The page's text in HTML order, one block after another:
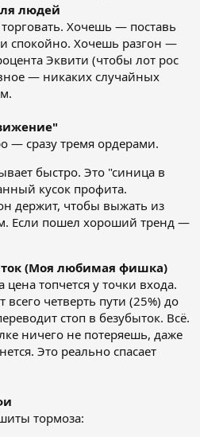
людей
Хочешь — поставь
спокойно. Хочешь разгон —
Эквити (чтобы лот рос
— никаких случайных
— сразу тремя ордерами.
быстро. Это "синица в
кусок профита.
держит, чтобы выжать из
Если пошел хороший тренд —
(Моя любимая фишка)
цена топчется у точки входа.
всего четверть пути (25%) до
стоп в безубыток. Всё.
ничего не потеряешь, даже
Это реально спасает
тормоза: